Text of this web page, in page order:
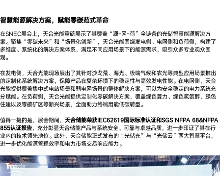
智慧能源解决方案，赋能零碳范式革命
在SNEC展会上，天合光能重磅展示了其覆盖“源-网-荷”全链条的光储智慧能源解决方
案。聚焦“零碳未来”和“场景化创新”，天合光能围绕发电侧、电网侧和负荷侧，构建了
多维度、系统化的解决方案体系，满足不同应用场景下的能源需求，吸引众多专业观众围
观。
在发电侧，天合光能现场展出了其针对沙戈荒、海光、极端气候和农光等典型应用场景推出
的定制化系统解决方案，保障产品在复杂环境下的稳定性与高效发电性能。在电网侧，天合
光能提供覆盖集中式电站场景和弱电网场景的整体解决方案，可以为安全稳定的电力系统充
分赋能。在负荷侧，天合光能提供定制化零碳解决方案，覆盖绿色算力、绿色氢氨醇、绿色
住建以及零碳矿区等新兴场景，全面助力终端用能低碳转型。
值得一提的是，展会期间， 天合储能荣获IEC62619国际标准认证和SGS NFPA 68&NFPA
855认证报告，充分彰显天合储能产品与系统安全、可靠与卓越品质，进一步印证了其在行
业内的技术领先地位。此外，天合储能正式发布的“光储充”与“光储云”两大智慧平台，
进一步优化能源管理效率和电力市场交易响应能力。